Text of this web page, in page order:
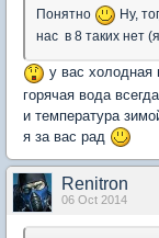
Понятно
Ну,
нас в 8 таких нет
у вас холодная
горячая вода
и температура
я за вас рад
Renitron
06 Oct 2014